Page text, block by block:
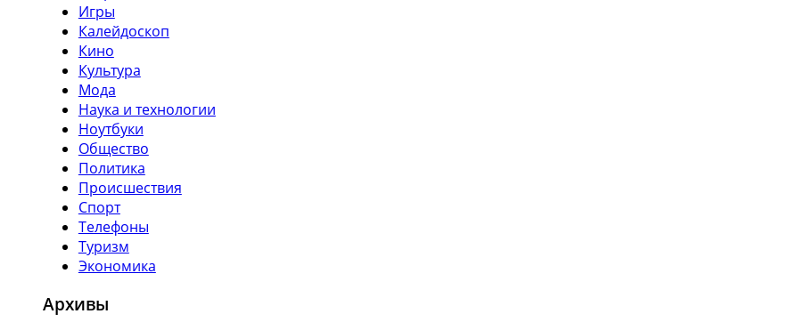
Игры
Калейдоскоп
Кино
Культура
Мода
Наука и технологии
Ноутбуки
Общество
Политика
Происшествия
Спорт
Телефоны
Туризм
Экономика
Архивы